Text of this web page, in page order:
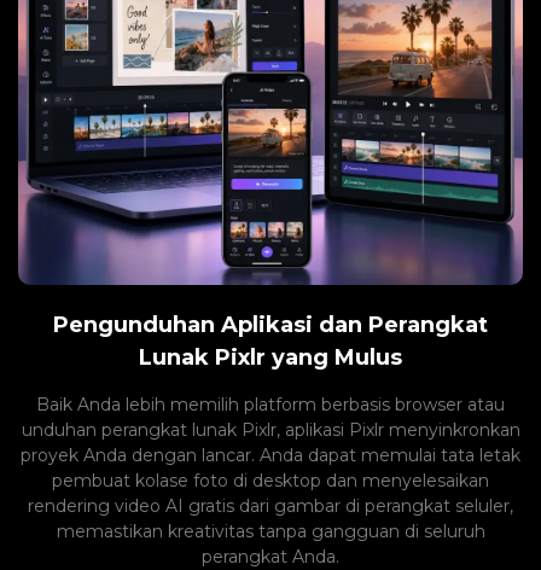
Pengunduhan Aplikasi dan Perangkat
Lunak Pixlr yang Mulus
Baik Anda lebih memilih platform berbasis browser atau
unduhan perangkat lunak Pixlr, aplikasi Pixlr menyinkronkan
proyek Anda dengan lancar. Anda dapat memulai tata letak
pembuat kolase foto di desktop dan menyelesaikan
rendering video AI gratis dari gambar di perangkat seluler,
memastikan kreativitas tanpa gangguan di seluruh
perangkat Anda.